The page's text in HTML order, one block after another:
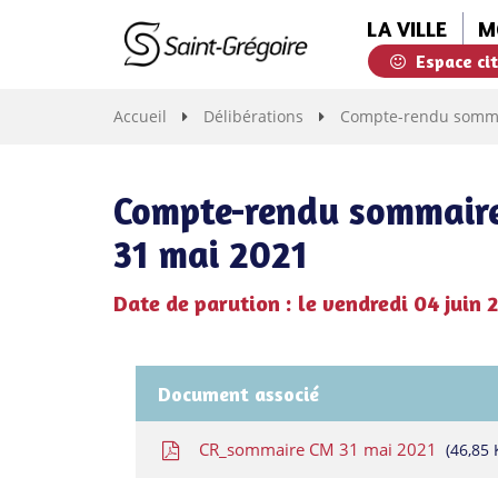
Grégoire
LA VILLE
Espace
Accueil Délibérations Compte-rendu
Compte-rendu
31 mai 2021
Date de parution : le vendredi 04 juin
Document associé
CR_sommaire CM 31 mai 2021 46,85